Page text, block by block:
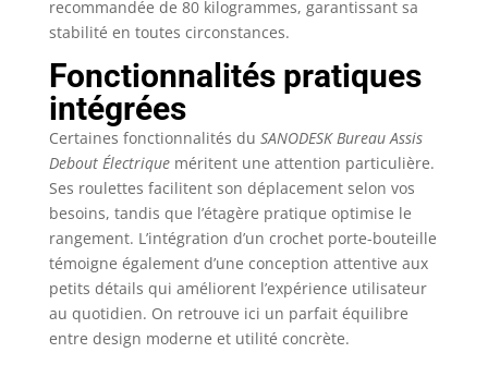
compter sur lui pour
supporter votre
équipement et fournir
un espace de travail
MÉMOIRE SANS
SOUDURE - Le
panneau de contrôle
convivial avec fonction
mémoire vous permet
d'ajuster et de
sauvegarder
facilement vos
réglages de hauteur
recommandée de 80 kilogrammes, garantissant sa
stabilité en toutes circonstances.
Fonctionnalités pratiques
intégrées
Certaines fonctionnalités du SANODESK Bureau Assis
Debout Électriqueméritent une attention particulière.
Ses roulettes facilitent son déplacement selon vos
besoins, tandis que l’étagère pratique optimise le
rangement. L’intégration d’un crochet porte-bouteille
témoigne également d’une conception attentive aux
petits détails qui améliorent l’expérience utilisateur
au quotidien. On retrouve ici un parfait équilibre
entre design moderne et utilité concrète.